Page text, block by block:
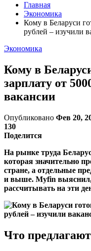
Главная
Экономика
Кому в Беларуси
рублей – изучили
Экономика
Кому в
зарплату от
вакансии
Опубликовано Фев 20,
130
Поделится
На рынке труда
которая значительно
стране, а отдельные
и выше. Myfin выяснил,
рассчитывать на эти
Что